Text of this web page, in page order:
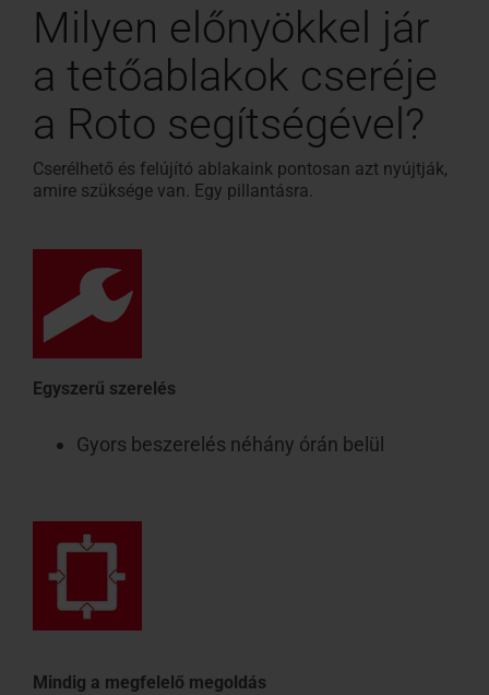
Milyen előnyökkel jár
a tetőablakok cseréje
a Roto segítségével?
Cserélhető és felújító ablakaink pontosan azt nyújtják,
amire szüksége van. Egy pillantásra.
Egyszerű szerelés
Gyors beszerelés néhány órán belül
Mindig a megfelelő megoldás